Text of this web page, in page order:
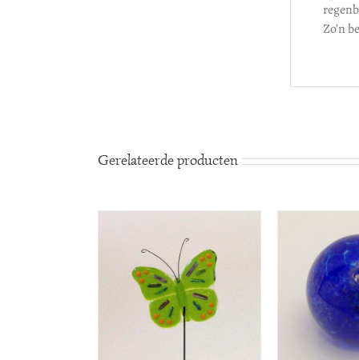
Zo’n
Gerelateerde producten
OPTIES SELECTEREN
DETAILS